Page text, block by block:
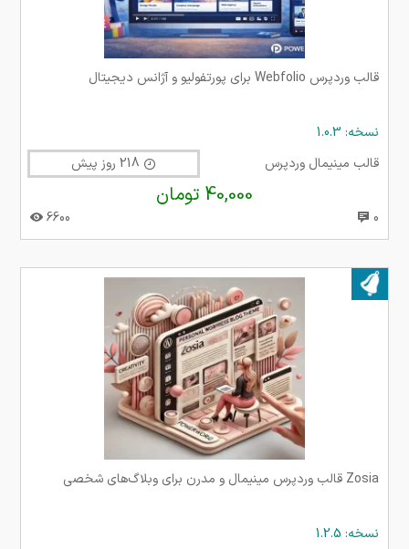
قالب وردپرس Webfolio برای پورتفولیو و آژانس دیجیتال
نسخه: 1.0.3
قالب مینیمال وردپرس
40,000 تومان
0
6600
Zosia قالب وردپرس مینیمال و مدرن برای وبلاگ‌های شخصی
نسخه: 1.2.5